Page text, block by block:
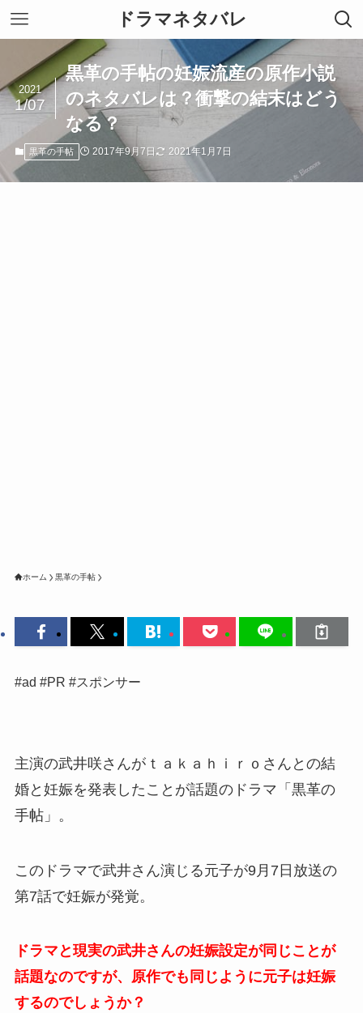
ドラマネタバレ
黒革の手帖の妊娠流産の原作小説
のネタバレは？衝撃の結末はどう
なる？
2021
1/07
黒革の手帖 2017年9月7日 2021年1月7日
ホーム 黒革の手帖
#ad #PR #スポンサー
主演の武井咲さんがｔａｋａｈｉｒｏさんとの結
婚と妊娠を発表したことが話題のドラマ「黒革の
手帖」。
このドラマで武井さん演じる元子が9月7日放送の
第7話で妊娠が発覚。
ドラマと現実の武井さんの妊娠設定が同じことが
話題なのですが、原作でも同じように元子は妊娠
するのでしょうか？